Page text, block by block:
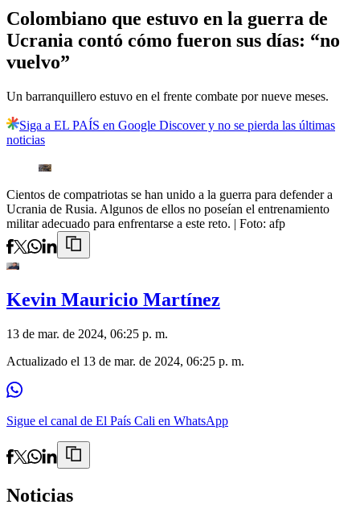
Colombiano que estuvo en la guerra de
Ucrania contó cómo fueron sus días: “no
vuelvo”
Un barranquillero estuvo en el frente combate por nueve meses.
Siga a EL PAÍS en Google Discover y no se pierda las últimas
noticias
Cientos de compatriotas se han unido a la guerra para defender a
Ucrania de Rusia. Algunos de ellos no poseían el entrenamiento
militar adecuado para enfrentarse a este reto. | Foto: afp
Kevin Mauricio Martínez
13 de mar. de 2024, 06:25 p. m.
Actualizado el 13 de mar. de 2024, 06:25 p. m.
Sigue el canal de El País Cali en WhatsApp
Noticias